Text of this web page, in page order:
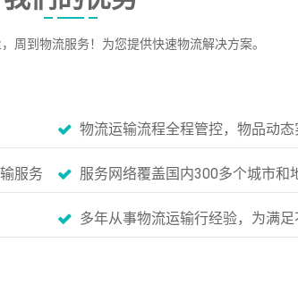
周到物流服务！为您提供快速物流解决方案。
物流运输流程全程管控，物品动
服务 服务网络覆盖国内300多个城市和
多年从事物流运输行经验，为满